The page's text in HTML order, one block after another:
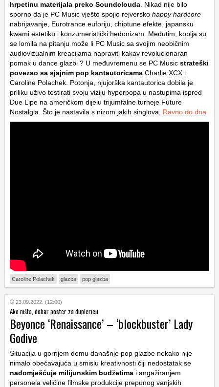
hrpetinu materijala preko Soundclouda . Nikad nije bilo
sporno da je PC Music vješto spojio rejversko happy hardcore
nabrijavanje, Eurotrance euforiju, chiptune efekte, japansku
kwami estetiku i konzumeristički hedonizam. Međutim, koplja su
se lomila na pitanju može li PC Music sa svojim neobičnim
audiovizualnim kreacijama napraviti kakav revolucionaran
pomak u dance glazbi ? U međuvremenu se PC Music strateški
povezao sa sjajnim pop kantautoricama Charlie XCX i
Caroline Polachek. Potonja, njujorška kantautorica dobila je
priliku uživo testirati svoju viziju hyperpopa u nastupima ispred
Due Lipe na američkom dijelu trijumfalne turneje Future
Nostalgia. Što je nastavila s nizom jakih singlova. Ravno do dna
Caroline Polachek glazba pop glazba
23.09.2022. (12:00)
Ako ništa, dobar poster za duplericu
Beyonce ‘Renaissance’ – ‘blockbuster’ Lady
Godive
Situacija u gornjem domu današnje pop glazbe nekako nije
nimalo obećavajuća u smislu kreativnosti čiji nedostatak se
nadomješćuje milijunskim budžetima i angažiranjem
personela veličine filmske produkcije prepunog vanjskih